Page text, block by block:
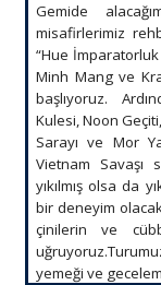
Gemide
misafirlerimiz
“Hue
Minh Mang ve
başlıyoruz.
Kulesi, Noon
Sarayı ve Mor
Vietnam Savaşı
yıkılmış olsa da
bir deneyim
çinilerin ve
yemeği ve